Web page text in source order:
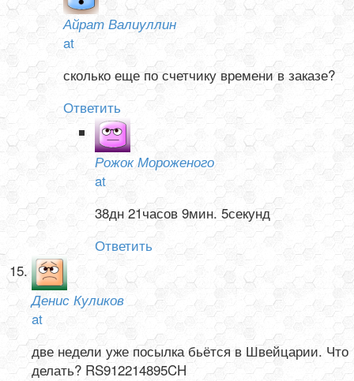
Айрат Валиуллин
at
сколько еще по счетчику времени в заказе?
Ответить
Рожок Мороженого
at
38дн 21часов 9мин. 5секунд
Ответить
Денис Куликов
at
две недели уже посылка бьётся в Швейцарии. Что
делать? RS912214895CH